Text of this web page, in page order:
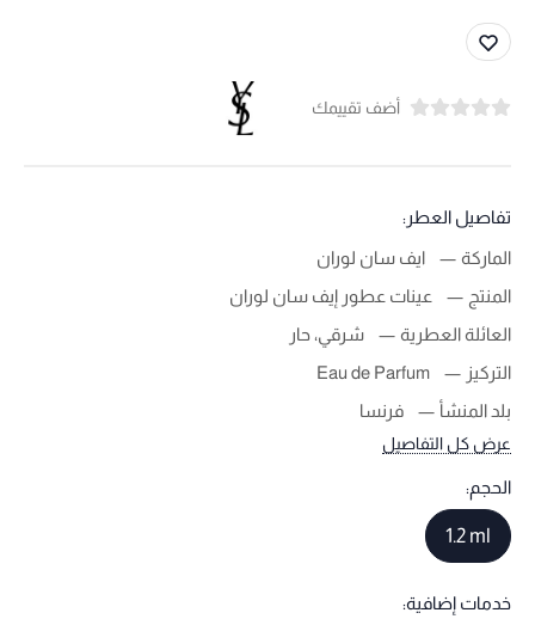
أضف تقييمك
تفاصيل العطر:
الماركة
ايف سان لوران
المنتج
عينات عطور إيف سان لوران
العائلة العطرية
شرقي، حار
التركيز
Eau de Parfum
بلد المنشأ
فرنسا
عرض كل التفاصيل
الحجم:
1.2 ml
خدمات إضافية: